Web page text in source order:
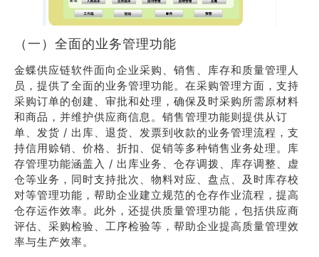
（一）全面的业务管理功能
金蝶供应链软件面向企业采购、销售、库存和质量管理人
员，提供了全面的业务管理功能。在采购管理方面，支持
采购订单的创建、审批和处理，确保及时采购所需原材料
和商品，并维护供应商信息。销售管理功能则提供从订
单、发货 / 出库、退货、发票到收款的业务管理流程，支
持信用赊销、价格、折扣、促销等多种销售业务处理。库
存管理功能涵盖入 / 出库业务、仓存调拨、库存调整、虚
仓等业务，同时支持批次、物料对应、盘点、及时库存校
对等管理功能，帮助企业建立规范的仓存作业流程，提高
仓存运作效率。此外，还提供质量管理功能，包括供应商
评估、采购检验、工序检验等，帮助企业提高质量管理效
率与生产效率。